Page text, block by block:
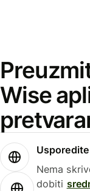
Wise
Nema
dobiti